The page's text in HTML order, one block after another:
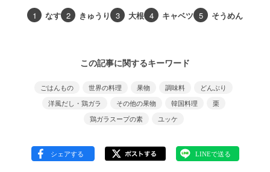
1 なす 2 きゅうり 3 大根 4 キャベツ 5 そうめん
この記事に関するキーワード
ごはんもの 世界の料理 果物 調味料
どんぶり
洋風だし・鶏ガラ
その他の果物 韓国料理
栗
鶏ガラスープの素
ユッケ